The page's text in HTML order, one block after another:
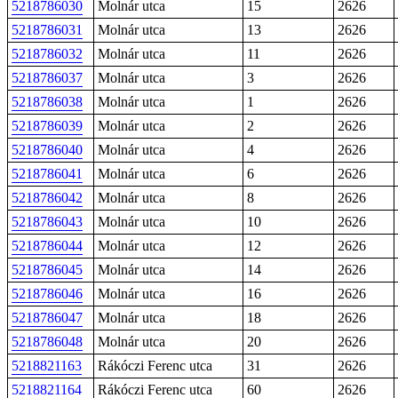
5218786030 Molnár utca 15
2626
5218786031
Molnár utca 13
2626
5218786032
Molnár utca 11
2626
5218786037
Molnár utca 3
2626
5218786038
Molnár utca 1
2626
5218786039
Molnár utca 2
2626
5218786040
Molnár utca 4
2626
5218786041
Molnár utca 6
2626
5218786042
Molnár utca 8
2626
5218786043
Molnár utca 10
2626
5218786044
Molnár utca 12
2626
5218786045
Molnár utca 14
2626
5218786046
Molnár utca 16
2626
5218786047
Molnár utca 18
2626
5218786048
Molnár utca 20
2626
5218821163
Rákóczi Ferenc utca 31
2626
5218821164
Rákóczi Ferenc utca 60 2626